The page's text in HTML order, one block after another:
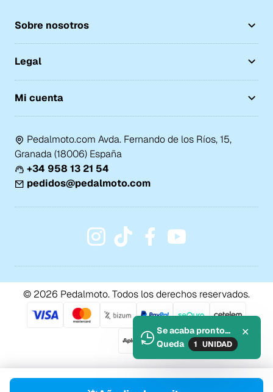
Sobre nosotros
Legal
Mi cuenta
Pedalmoto.com Avda. Fernando de los Ríos, 15,
Granada (18006) España
+34 958 13 21 54
pedidos@pedalmoto.com
© 2026 Pedalmoto. Todos los derechos reservados.
Se acaba pronto...
Queda
1 UNIDAD
✕